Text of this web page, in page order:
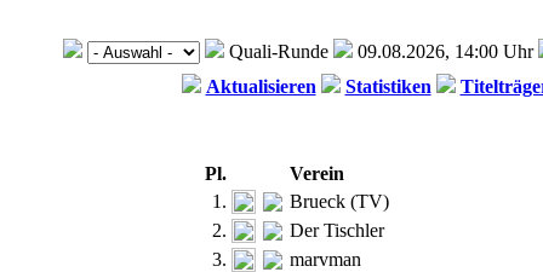
Quali-Runde
09.08.2026, 14:00 Uhr
Aktualisieren
Statistiken
Pl.
Verein
1.
Brueck (TV)
2.
Der Tischler
3.
marvman